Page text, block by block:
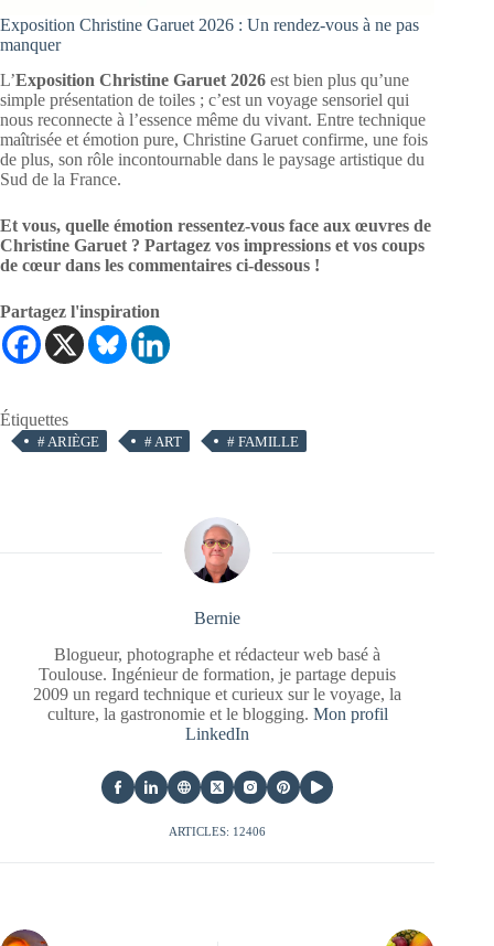
Exposition Christine Garuet 2026 : Un rendez-vous à ne pas
manquer
L’Exposition Christine Garuet 2026 est bien plus qu’une
simple présentation de toiles ; c’est un voyage sensoriel qui
nous reconnecte à l’essence même du vivant. Entre technique
maîtrisée et émotion pure, Christine Garuet confirme, une fois
de plus, son rôle incontournable dans le paysage artistique du
Sud de la France.
Et vous, quelle émotion ressentez-vous face aux œuvres de
Christine Garuet ? Partagez vos impressions et vos coups
de cœur dans les commentaires ci-dessous !
Partagez l'inspiration
Étiquettes
#ARIÈGE #ART # FAMILLE
Bernie
Blogueur, photographe et rédacteur web basé à
Toulouse. Ingénieur de formation, je partage depuis
2009 un regard technique et curieux sur le voyage, la
culture, la gastronomie et le blogging. Mon profil
LinkedIn
ARTICLES: 12406